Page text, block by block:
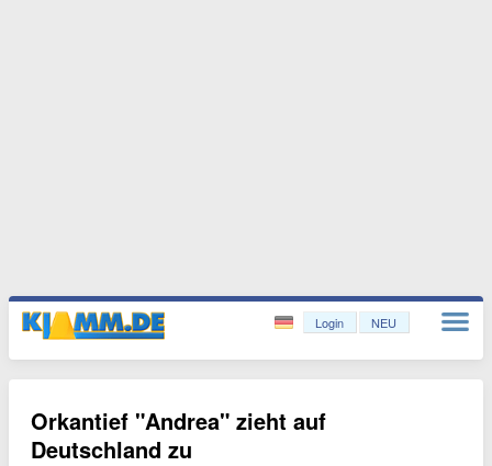
Login NEU
Orkantief "Andrea" zieht auf
Deutschland zu